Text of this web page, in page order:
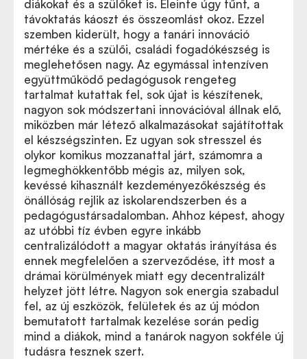
diákokat és a szülőket is. Eleinte úgy tűnt, a
távoktatás káoszt és összeomlást okoz. Ezzel
szemben kiderült, hogy a tanári innováció
mértéke és a szülői, családi fogadókészség is
meglehetősen nagy. Az egymással intenzíven
együttműködő pedagógusok rengeteg
tartalmat kutattak fel, sok újat is készítenek,
nagyon sok módszertani innovációval állnak elő,
miközben már létező alkalmazásokat sajátítottak
el készségszinten. Ez ugyan sok stresszel és
olykor komikus mozzanattal járt, számomra a
legmeghökkentőbb mégis az, milyen sok,
kevéssé kihasznált kezdeményezőkészség és
önállóság rejlik az iskolarendszerben és a
pedagógustársadalomban. Ahhoz képest, ahogy
az utóbbi tíz évben egyre inkább
centralizálódott a magyar oktatás irányítása és
ennek megfelelően a szerveződése, itt most a
drámai körülmények miatt egy decentralizált
helyzet jött létre. Nagyon sok energia szabadul
fel, az új eszközök, felületek és az új módon
bemutatott tartalmak kezelése során pedig
mind a diákok, mind a tanárok nagyon sokféle új
tudásra tesznek szert.